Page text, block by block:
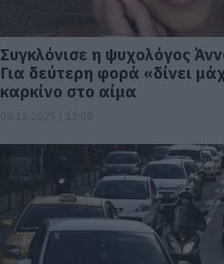
Συγκλόνισε η ψυχολόγος
Για δεύτερη φορά «δίνει
καρκίνο στο αίμα